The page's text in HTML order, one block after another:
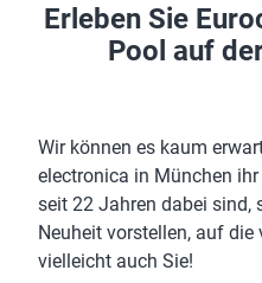
Erleben Sie
Pool auf
Wir können es kaum
electronica in München
seit 22 Jahren dabei sind,
Neuheit vorstellen, auf die
vielleicht auch Sie!